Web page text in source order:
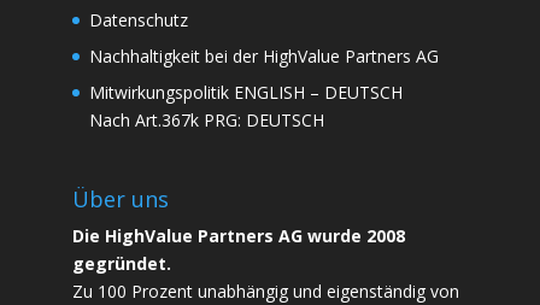
Datenschutz
Nachhaltigkeit bei der HighValue Partners AG
Mitwirkungspolitik ENGLISH – DEUTSCH
Nach Art.367k PRG: DEUTSCH
Über uns
Die HighValue Partners AG wurde 2008
gegründet.
Zu 100 Prozent unabhängig und eigenständig von